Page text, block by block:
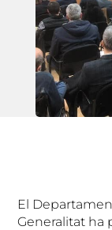
El
Generalitat ha